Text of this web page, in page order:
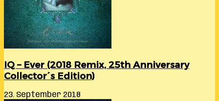
IQ – Ever (2018 Remix, 25th Anniversary
Collector´s Edition)
23. September 2018